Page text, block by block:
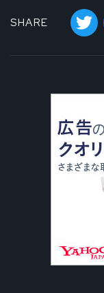
SHARE